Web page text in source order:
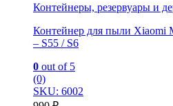
Контейнеры, резервуары и
Контейнер для пыли Xiaomi
– S55 / S6
0 out of 5
(0)
SKU: 6002